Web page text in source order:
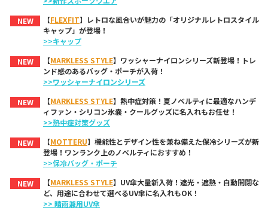
NEW
【FLEXFIT】レトロな風合いが魅力の「オリジナルレトロスタイル
キャップ」が登場！
>>キャップ
NEW
【MARKLESS STYLE】ワッシャーナイロンシリーズ新登場！トレ
ンド感のあるバッグ・ポーチが入荷！
>>ワッシャーナイロンシリーズ
NEW
【MARKLESS STYLE】熱中症対策！夏ノベルティに最適なハンデ
ィファン・シリコン氷嚢・クールグッズに名入れもお任せ！
>>熱中症対策グッズ
NEW
【MOTTERU】機能性とデザイン性を兼ね備えた保冷シリーズが新
登場！ワンランク上のノベルティにおすすめ！
>>保冷バッグ・ポーチ
NEW
【MARKLESS STYLE】UV傘大量新入荷！遮光・遮熱・自動開閉な
ど、用途に合わせて選べるUV傘に名入れもOK！
>> 晴雨兼用UV傘